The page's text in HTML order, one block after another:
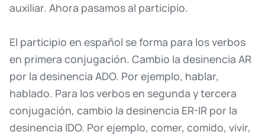
auxiliar. Ahora pasamosal participio.
El participio en español seforma para losverbos
en primera conjugación. Cambio la desinencia AR
por la desinencia ADO. Por ejemplo, hablar,
hablado. Para losverbosen segunda ytercera
conjugación, cambio la desinencia ER-IR por la
desinencia IDO. Por ejemplo, comer, comido, vivir,